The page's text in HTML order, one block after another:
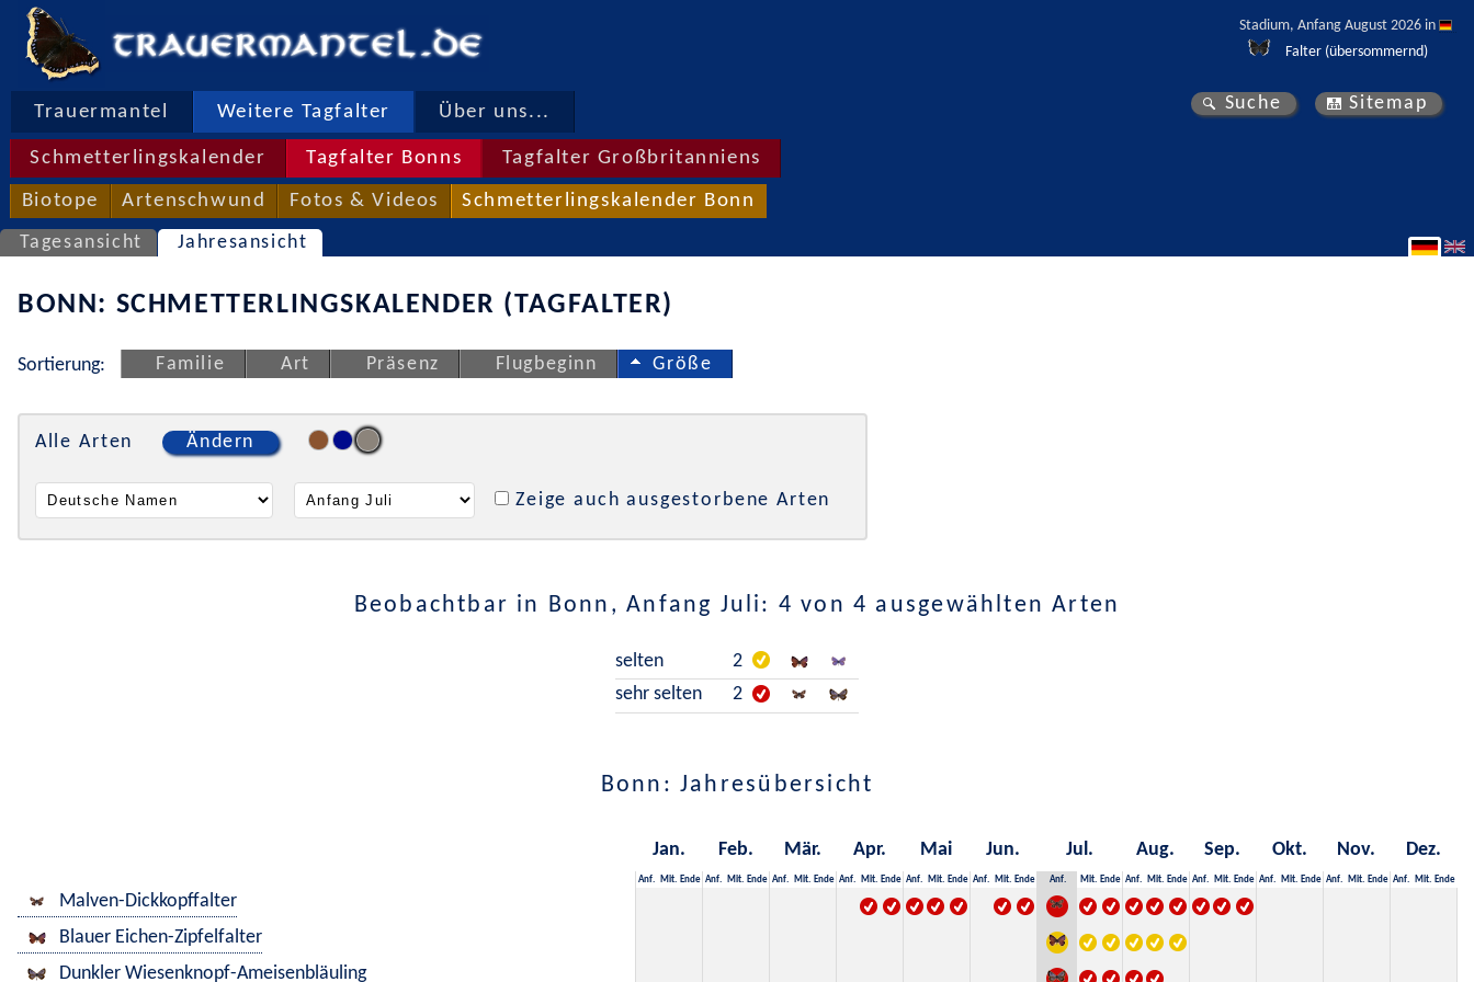
Stadium, Anfang August 2026 in
Falter (übersommernd)
Trauermantel Weitere Tagfalter Über uns...
Schmetterlingskalender Tagfalter Bonns Tagfalter Großbritanniens
Biotope Artenschwund Fotos & Videos Schmetterlingskalender Bonn
Suche Sitemap
Tagesansicht Jahresansicht
BONN: SCHMETTERLINGSKALENDER (TAGFALTER)
Sortierung: Familie Art Präsenz Flugbeginn Größe
Alle Arten Ändern
Zeige auch ausgestorbene Arten
Beobachtbar in Bonn, Anfang Juli: 4 von 4 ausgewählten Arten
selten
2
sehr selten
2
Bonn: Jahresübersicht
Jan. Feb. Mär. Apr. Mai Jun. Jul. Aug. Sep. Okt. Nov. Dez.
Anf. Mit. Ende Anf. Mit. Ende Anf. Mit. Ende Anf. Mit. Ende Anf. Mit. Ende Anf. Mit. Ende Anf. Mit. Ende Anf. Mit. Ende Anf. Mit. Ende Anf. Mit. Ende Anf. Mit. Ende Anf. Mit. Ende
Malven-Dickkopffalter
Blauer Eichen-Zipfelfalter
Dunkler Wiesenknopf-Ameisenbläuling